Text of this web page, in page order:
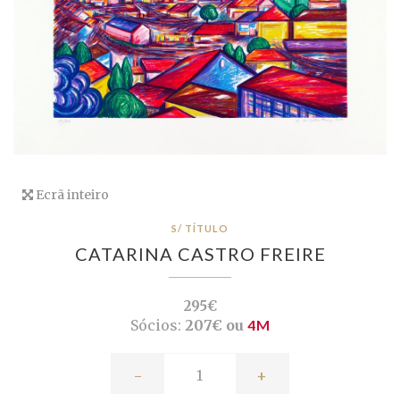
Ecrã inteiro
S/ TÍTULO
CATARINA CASTRO FREIRE
295€
Sócios: 207€ ou 4M
- +